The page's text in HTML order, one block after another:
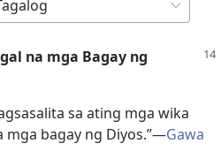
window)
na mga Bagay ng
sa ating mga wika
bagay ng Diyos.”​—Gawa